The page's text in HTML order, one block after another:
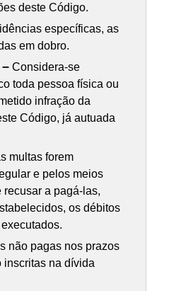
deste Código.
específicas, as
em dobro.
Considera-se
toda pessoa física ou
infração da
Código, já autuada
multas forem
e pelos meios
recusar a pagá-las,
os débitos
não pagas nos prazos
inscritas na dívida